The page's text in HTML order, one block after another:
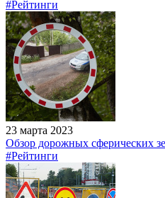
#Рейтинги
23 марта 2023
Обзор дорожных сферических
#Рейтинги